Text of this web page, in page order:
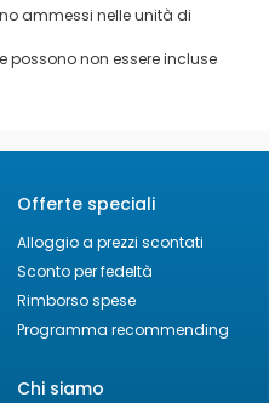
ammessi nelle unità di
possono non essere incluse
Offerte speciali
Alloggio a prezzi scontati
Sconto per fedeltà
Rimborso spese
Programma recommending
Chi siamo